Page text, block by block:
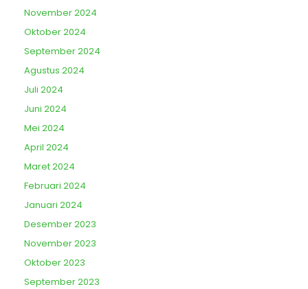
November 2024
Oktober 2024
September 2024
Agustus 2024
Juli 2024
Juni 2024
Mei 2024
April 2024
Maret 2024
Februari 2024
Januari 2024
Desember 2023
November 2023
Oktober 2023
September 2023